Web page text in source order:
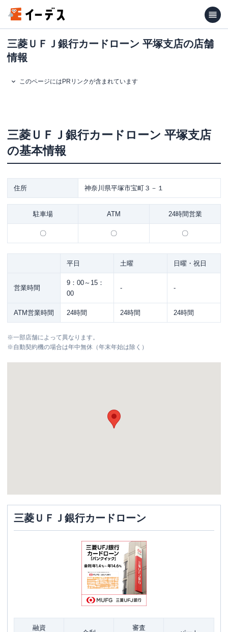
三菱ＵＦＪ銀行カードローン 平塚支店の店舗
情報
このページにはPRリンクが含まれています
三菱ＵＦＪ銀行カードローン 平塚支店
の基本情報
住所 神奈川県平塚市宝町３－１
駐車場 ATM 24時間営業
〇 〇 〇
平日 土曜 日曜・祝日
営業時間
9：00～15：
00
- -
ATM営業時間 24時間 24時間 24時間
※一部店舗によって異なります。
※自動契約機の場合は年中無休（年末年始は除く）
三菱ＵＦＪ銀行カードローン
融資
審査